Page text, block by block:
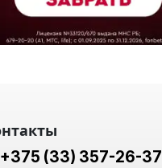
+375 (33) 357-26-37